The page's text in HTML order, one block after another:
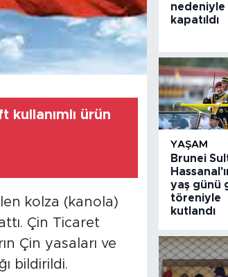
kullanımlı ürün
kolza (kanola)
Çin Ticaret
Çin yasaları ve
bildirildi.
nedeniyle
kapatıldı
YAŞAM
Brunei
yaş günü
töreniyle
kutlandı